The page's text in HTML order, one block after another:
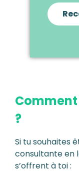
Comment
?
Si tu souhaites
consultante en
s’offrent à toi :